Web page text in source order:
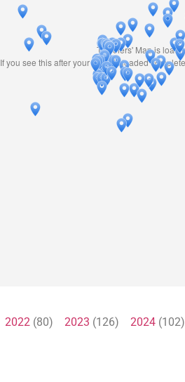
Travelers' Map is
If you see this after your page is loaded
2022 (80) 2023 (126) 2024